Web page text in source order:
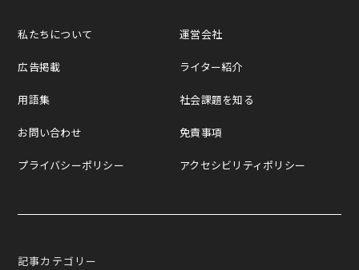
私たちについて
広告掲載
用語集
お問い合わせ
プライバシーポリシー
運営会社
ライター紹介
社会課題を知る
免責事項
アクセシビリティポリシー
記事カテゴリー